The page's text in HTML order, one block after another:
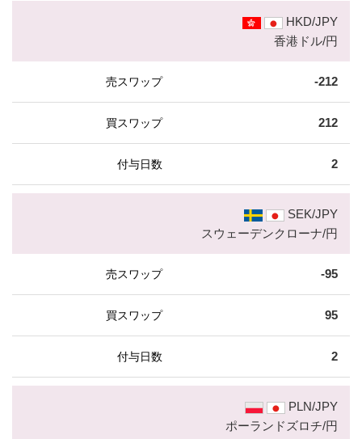
HKD/JPY
香港ドル/円
-212
212
2
SEK/JPY
スウェーデンクローナ/円
-95
95
2
PLN/JPY
ポーランドズロチ/円